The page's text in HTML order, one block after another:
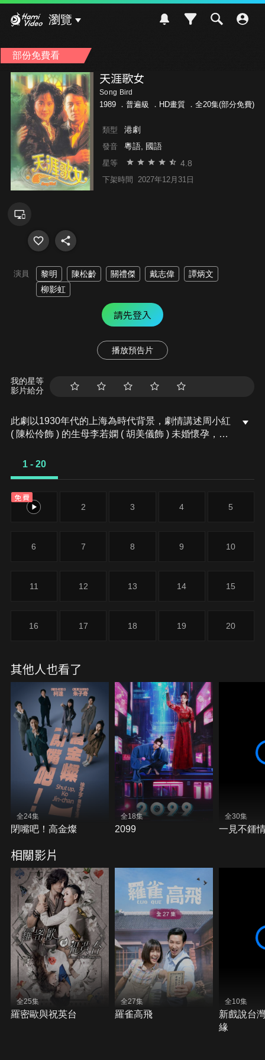
瀏覽
部份免費看
天涯歌女
Song Bird
1989 ． 普遍級 ．HD畫質 ．全20集(部分免費)
類型 港劇
發音 粵語, 國語
星等 4.8
下架時間 2027年12月31日
演員 黎明 陳松齡 關禮傑 戴志偉
譚炳文
柳影虹
請先登入
播放預告片
我的星等
影片給分
此劇以1930年代的上海為時代背景，劇情講述周小紅
( 陳松伶飾 ) 的生母李若嫻 ( 胡美儀飾 ) 未婚懷孕，由
及其小老婆葉豔鳳 ( 柳影虹飾 ) 。大偉染上毒癮，導
「明月社」的廚房，團長黎子暉 ( 葉振棠飾 ) 與惡霸
交涉，替小紅贖身，讓小紅在歌舞團當傭工，期間遭
1 - 20
免費
1 2 3 4 5
6 7 8 9 10
11 12 13 14 15
16 17 18 19 20
其他人也看了
全24集
閉嘴吧！高金燦
全18集
2099
全30集
一見不鍾
相關影片
全25集
羅密歐與祝英台
全27集
羅雀高飛
全10集
新戲說台
緣